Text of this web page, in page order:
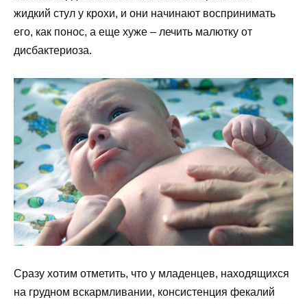
жидкий стул у крохи, и они начинают воспринимать
его, как понос, а еще хуже – лечить малютку от
дисбактериоза.
Сразу хотим отметить, что у младенцев, находящихся
на грудном вскармливании, консистенция фекалий